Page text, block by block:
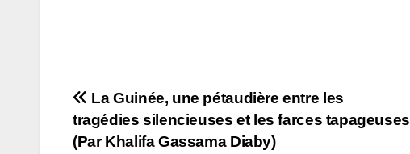
Navigation
de
La Guinée, une pétaudière entre les
tragédies silencieuses et les farces tapageuses
(Par Khalifa Gassama Diaby)